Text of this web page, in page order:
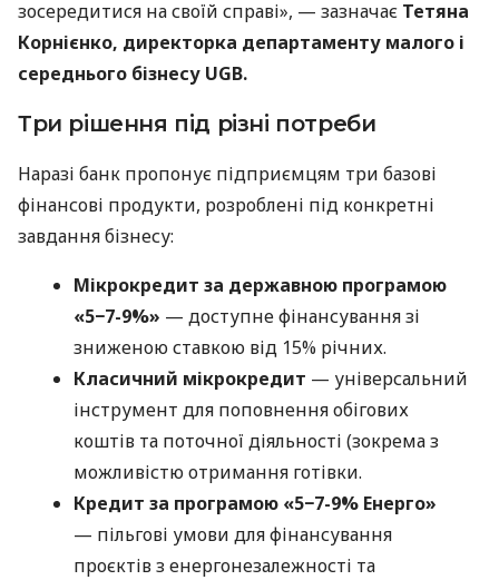
зосередитися на своїй справі», — зазначає Тетяна
Корнієнко, директорка департаменту малого і
середнього бізнесу UGB.
Три рішення під різні потреби
Наразі банк пропонує підприємцям три базові
фінансові продукти, розроблені під конкретні
завдання бізнесу:
Мікрокредит за державною програмою
«5−7-9%» — доступне фінансування зі
зниженою ставкою від 15% річних.
Класичний мікрокредит — універсальний
інструмент для поповнення обігових
коштів та поточної діяльності (зокрема з
можливістю отримання готівки.
Кредит за програмою «5−7-9% Енерго»
— пільгові умови для фінансування
проєктів з енергонезалежності та